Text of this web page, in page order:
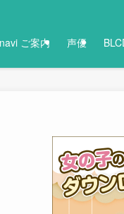
ご案内 声優